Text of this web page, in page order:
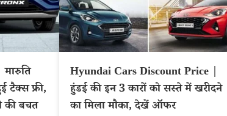
टैक्स फ्री,
की बचत
Hyundai Cars Discount Price |
हुंडई की इन 3 कारों को सस्ते में खरीदने
का मिला मौका, देखें ऑफर